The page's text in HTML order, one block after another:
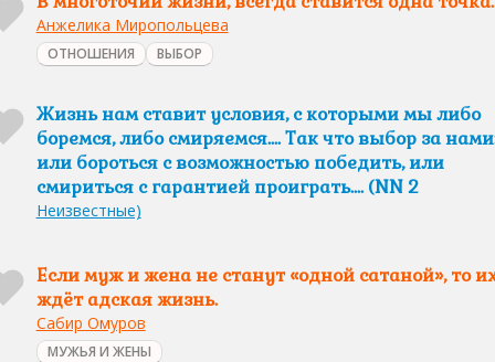
Анжелика Миропольцева
ОТНОШЕНИЯ ВЫБОР
Жизнь нам ставит условия, с которыми мы либо
боремся, либо смиряемся.... Так что выбор за
или бороться с возможностью победить, или
смириться с гарантией проиграть.... (NN 2
Неизвестные)
Если муж и жена не станут «одной сатаной», то
ждёт адская жизнь.
Сабир Омуров
МУЖЬЯ И ЖЕНЫ